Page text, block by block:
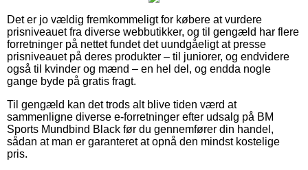
Det er jo vældig fremkommeligt for købere at vurdere
prisniveauet fra diverse webbutikker, og til gengæld har flere
forretninger på nettet fundet det uundgåeligt at presse
prisniveauet på deres produkter – til juniorer, og endvidere
også til kvinder og mænd – en hel del, og endda nogle
gange byde på gratis fragt.
Til gengæld kan det trods alt blive tiden værd at
sammenligne diverse e-forretninger efter udsalg på BM
Sports Mundbind Black før du gennemfører din handel,
sådan at man er garanteret at opnå den mindst kostelige
pris.